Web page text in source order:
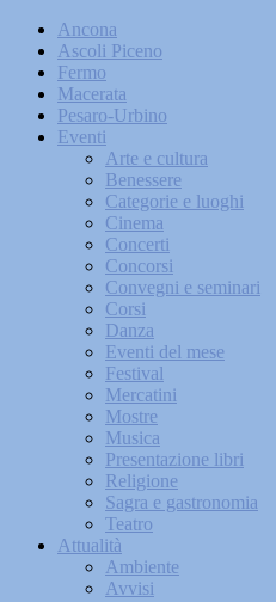
Ancona
Ascoli Piceno
Fermo
Macerata
Pesaro-Urbino
Eventi
Arte e cultura
Benessere
Categorie e luoghi
Cinema
Concerti
Concorsi
Convegni e seminari
Corsi
Danza
Eventi del mese
Festival
Mercatini
Mostre
Musica
Presentazione libri
Religione
Sagra e gastronomia
Teatro
Attualità
Ambiente
Avvisi